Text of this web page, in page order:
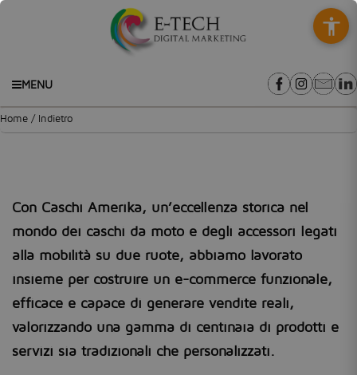
MENU
Home / Indietro
Con Caschi Amerika, un’eccellenza storica nel
mondo dei caschi da moto e degli accessori legati
alla mobilità su due ruote, abbiamo lavorato
insieme per costruire un e-commerce funzionale,
efficace e capace di generare vendite reali,
valorizzando una gamma di centinaia di prodotti e
servizi sia tradizionali che personalizzati.